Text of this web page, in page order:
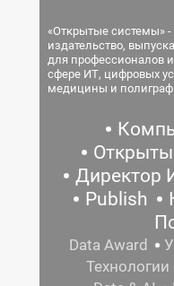
«Открытые системы»
издательство,
для профессионалов
сфере ИТ, цифровых
медицины и
Директор
Publish
Data Award